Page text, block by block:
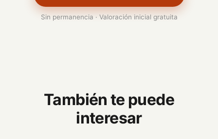
Sin permanencia · Valoración inicial gratuita
También te puede
interesar